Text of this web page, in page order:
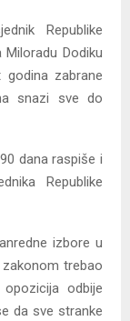
Republike
Dodiku
zabrane
snazi sve do
dana raspiše i
Republike
izbore u
trebao
odbije
da sve stranke